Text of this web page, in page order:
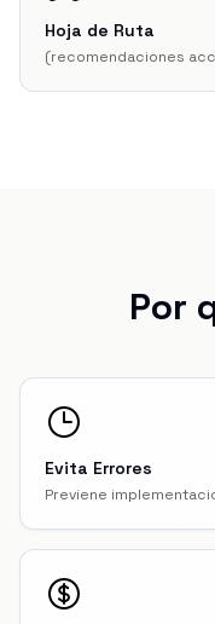
Hoja de Ruta
(recomendaciones
Por
Evita Errores
Previene